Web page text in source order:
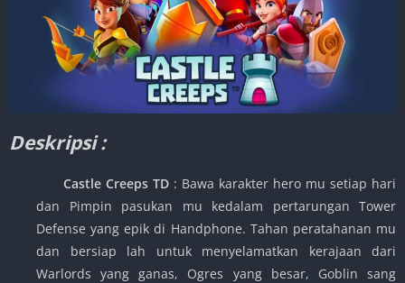
Deskripsi :
Castle Creeps TD : Bawa karakter hero mu setiap hari
dan Pimpin pasukan mu kedalam pertarungan Tower
Defense yang epik di Handphone. Tahan peratahanan mu
dan bersiap lah untuk menyelamatkan kerajaan dari
Warlords yang ganas, Ogres yang besar, Goblin sang